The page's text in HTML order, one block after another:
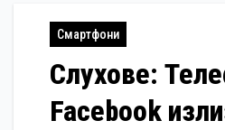
Смартфони
Слухове:
Facebook